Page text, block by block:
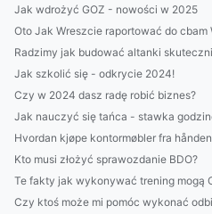
Jak wdrożyć GOZ - nowości w 2025
Oto Jak Wreszcie raportować do cbam
Radzimy jak budować altanki
Jak szkolić się - odkrycie 2024!
Czy w 2024 dasz radę robić biznes?
Jak nauczyć się tańca - stawka
Hvordan kjøpe kontormøbler fra hånden
Kto musi złożyć sprawozdanie BDO?
Te fakty jak wykonywać trening mogą
Czy ktoś może mi pomóc wykonać